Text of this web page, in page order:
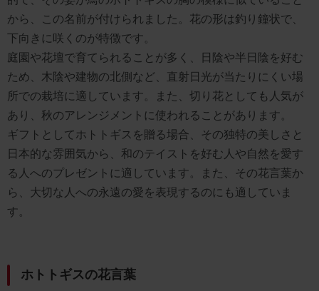
から、この名前が付けられました。花の形は釣り鐘状で、
下向きに咲くのが特徴です。
庭園や花壇で育てられることが多く、日陰や半日陰を好む
ため、木陰や建物の北側など、直射日光が当たりにくい場
所での栽培に適しています。また、切り花としても人気が
あり、秋のアレンジメントに使われることがあります。
ギフトとしてホトトギスを贈る場合、その独特の美しさと
日本的な雰囲気から、和のテイストを好む人や自然を愛す
る人へのプレゼントに適しています。また、その花言葉か
ら、大切な人への永遠の愛を表現するのにも適していま
す。
ホトトギスの花言葉